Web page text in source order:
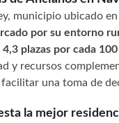
municipio ubicado
por su entorno
plazas por cada
y recursos
facilitar una toma de
la mejor